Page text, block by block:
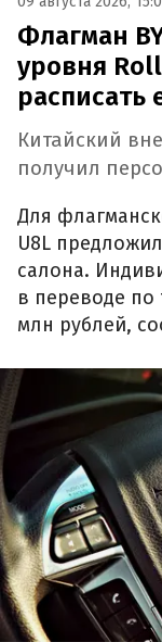
Флагман
уровня
расписать
Китайский
получил
Для
U8L
салона.
в переводе по
млн рублей,